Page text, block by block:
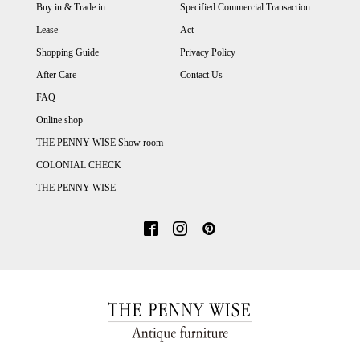
Buy in & Trade in
Lease
Shopping Guide
After Care
FAQ
Online shop
THE PENNY WISE Show room
COLONIAL CHECK
THE PENNY WISE
Specified Commercial Transaction
Act
Privacy Policy
Contact Us